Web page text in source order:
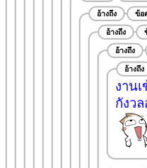
อ้างถึง ข้อ
อ้างถึง
อ้างถึง
อ้างถึง
งาน
กังว